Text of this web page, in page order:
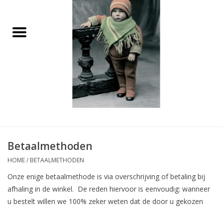
Handwerk Toebehoren
Magazines / Patronen / Boeken
Betaalmethoden
HOME/ BETAALMETHODEN
Onze enige betaalmethode is via overschrijving of betaling bij
afhaling in de winkel. De reden hiervoor is eenvoudig: wanneer
u bestelt willen we 100% zeker weten dat de door u gekozen